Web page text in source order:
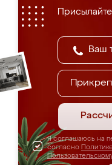
Я соглашаюсь на
согласно